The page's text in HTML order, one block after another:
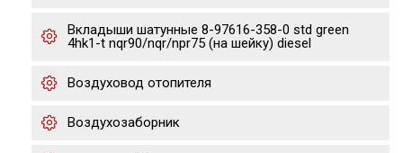
Вкладыши шатунные 8-97616-358-0 std green
4hk1-t nqr90/nqr/npr75 (на шейку) diesel
Воздуховод отопителя
Воздухозаборник